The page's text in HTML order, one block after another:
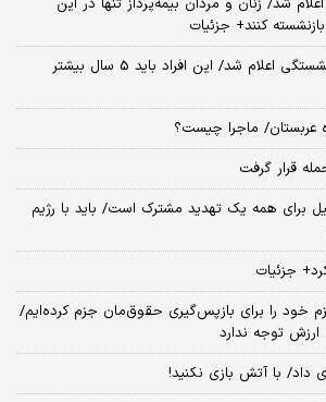
شد/ زنان و مردان بیمه‌پرداز تنها در این
کنند+ جزئیات
جزئیات صدور احکام بازنشستگی اعلام شد/ این افراد باید 5 سال بیشتر
قرار گرفت
برای همه یک تهدید مشترک است/ باید با رژیم
جزئیات
خود را برای بازپس‌گیری حقوق‌مان جزم کرده‌ایم/
ارزش توجه ندارد
با آتش بازی نکنید!